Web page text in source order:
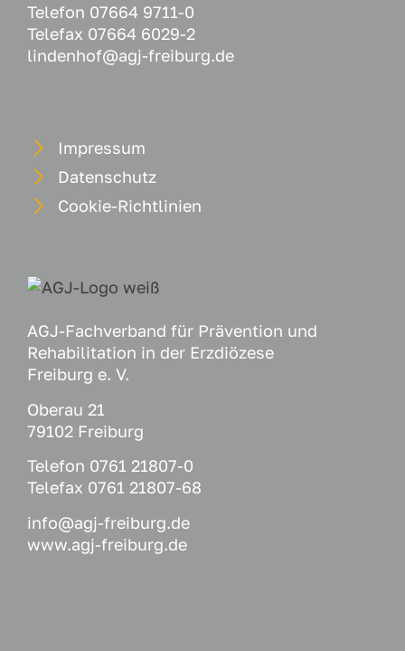
Telefon 07664 9711-0
Telefax 07664 6029-2
lindenhof@agj-freiburg.de
Impressum
Datenschutz
Cookie-Richtlinien
AGJ-Fachverband für Prävention und
Rehabilitation in der Erzdiözese
Freiburg e. V.
Oberau 21
79102 Freiburg
Telefon 0761 21807-0
Telefax 0761 21807-68
info@agj-freiburg.de
www.agj-freiburg.de